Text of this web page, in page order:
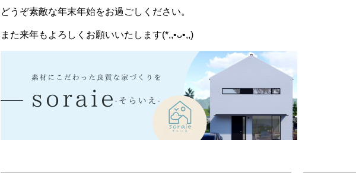
どうぞ素敵な年末年始をお過ごしください。
また来年もよろしくお願いいたします(*,,•ᴗ•,,)